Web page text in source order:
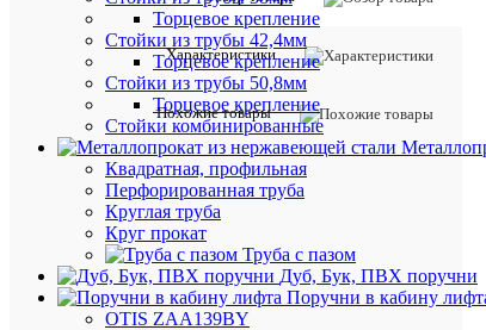
Торцевое крепление
Стойки из трубы 42,4мм
Торцевое крепление
Стойки из трубы 50,8мм
Торцевое крепление
Стойки комбинированные
Квадратная, профильная
Перфорированная труба
Круглая труба
Круг прокат
Труба с пазом
Дуб, Бук, ПВХ поручни
Поручни в кабину
OTIS ZAA139BY
Характеристики
Похожие товары